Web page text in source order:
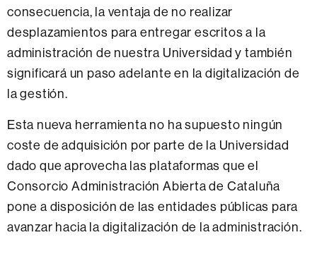
consecuencia, la ventaja de no realizar
desplazamientos para entregar escritos a la
administración de nuestra Universidad y también
significará un paso adelante en la digitalización de
la gestión.
Esta nueva herramienta no ha supuesto ningún
coste de adquisición por parte de la Universidad
dado que aprovecha las plataformas que el
Consorcio Administración Abierta de Cataluña
pone a disposición de las entidades públicas para
avanzar hacia la digitalización de la administración.